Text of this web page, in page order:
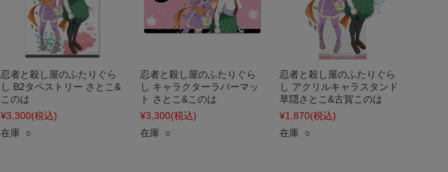
忍者と殺し屋のふたりぐら
し B2タペストリー さとこ&
このは
¥3,300(税込)
在庫 ○
忍者と殺し屋のふたりぐら
し キャラクターラバーマッ
ト さとこ&このは
¥3,300(税込)
在庫 ○
忍者と殺し屋のふたりぐら
し アクリルキャラスタンド
草隠さとこ&古賀このは
¥1,870(税込)
在庫 ○